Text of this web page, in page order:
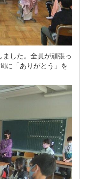
した。全員が頑張っ
に「ありがとう」を